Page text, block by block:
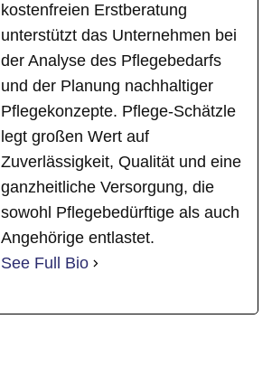
kostenfreien Erstberatung
unterstützt das Unternehmen bei
der Analyse des Pflegebedarfs
und der Planung nachhaltiger
Pflegekonzepte. Pflege-Schätzle
legt großen Wert auf
Zuverlässigkeit, Qualität und eine
ganzheitliche Versorgung, die
sowohl Pflegebedürftige als auch
Angehörige entlastet.
See Full Bio